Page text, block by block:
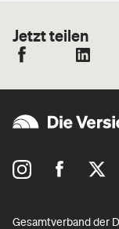
Jetzt teilen
Gesamtverband der